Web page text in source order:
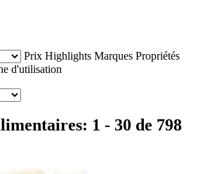
Prix Highlights Marques Propriétés
d'utilisation
1 - 30 de 798